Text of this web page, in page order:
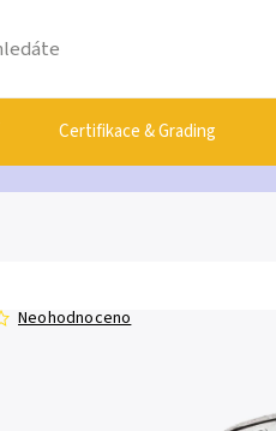
Certifikace & Grading
Neohodnoceno